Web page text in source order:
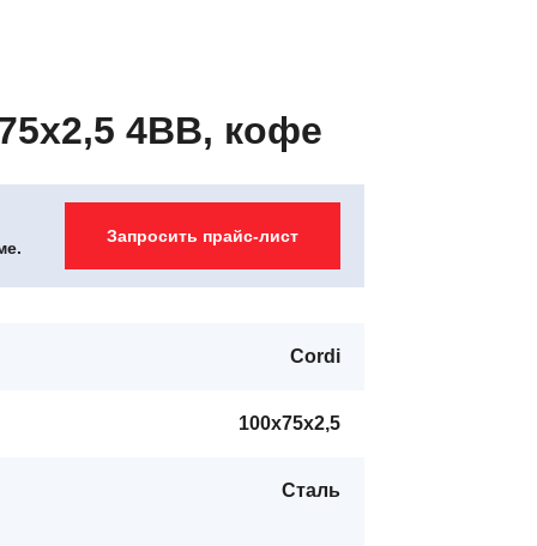
4ВВ, кофе
Запросить прайс-лист
Cordi
100x75x2,5
Сталь